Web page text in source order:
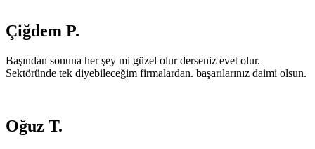
Çiğdem P.
Başından sonuna her şey mi güzel olur derseniz evet olur.
Sektöründe tek diyebileceğim firmalardan. başarılarınız daimi olsun.
Oğuz T.